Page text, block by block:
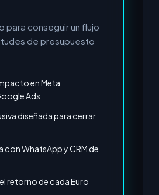
de Alta
conseguir un flujo
en Meta
Ads
diseñada para cerrar
WhatsApp y CRM de